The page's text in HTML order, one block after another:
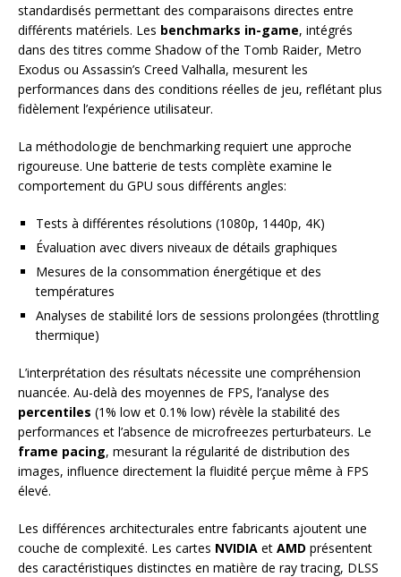
standardisés permettant des comparaisons directes entre
différents matériels. Les benchmarks in-game, intégrés
dans des titres comme Shadow of the Tomb Raider, Metro
Exodus ou Assassin’s Creed Valhalla, mesurent les
performances dans des conditions réelles de jeu, reflétant plus
fidèlement l’expérience utilisateur.
La méthodologie de benchmarking requiert une approche
rigoureuse. Une batterie de tests complète examine le
comportement du GPU sous différents angles:
Tests à différentes résolutions (1080p, 1440p, 4K)
Évaluation avec divers niveaux de détails graphiques
Mesures de la consommation énergétique et des
températures
Analyses de stabilité lors de sessions prolongées (throttling
thermique)
L’interprétation des résultats nécessite une compréhension
nuancée. Au-delà des moyennes de FPS, l’analyse des
percentiles (1% low et 0.1% low) révèle la stabilité des
performances et l’absence de microfreezes perturbateurs. Le
frame pacing, mesurant la régularité de distribution des
images, influence directement la fluidité perçue même à FPS
élevé.
Les différences architecturales entre fabricants ajoutent une
couche de complexité. Les cartes NVIDIA et AMD présentent
des caractéristiques distinctes en matière de ray tracing, DLSS